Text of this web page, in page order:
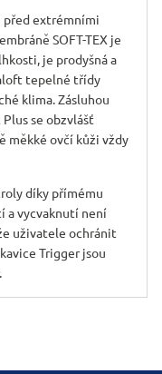
před extrémními
SOFT-TEX je
je prodyšná a
tepelné třídy
klima. Zásluhou
se obzvlášť
měkké ovčí kůži vždy
díky přímému
a vycvaknutí není
uživatele ochránit
Trigger jsou